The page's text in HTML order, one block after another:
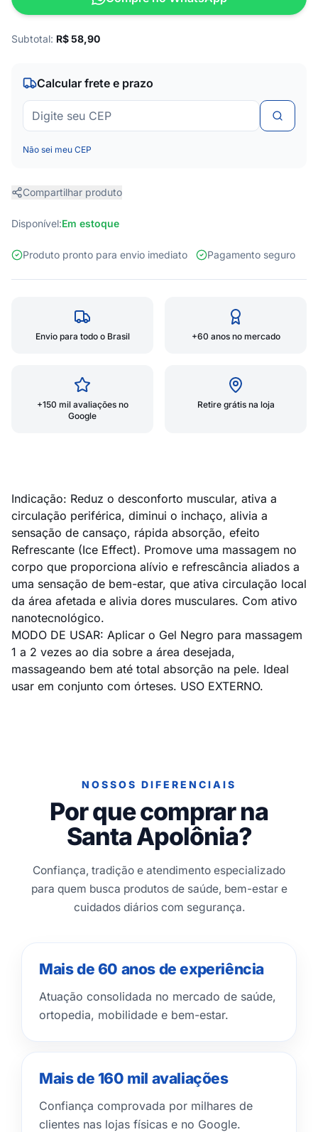
Subtotal: R$58,90
Calcular frete e prazo
Não sei meu CEP
Compartilhar produto
Disponível:Em estoque
Produto pronto para envio imediato Pagamento seguro
Envio para todo o Brasil +60 anos no mercado
+150 mil avaliações no
Google
Retire grátis na loja
Indicação: Reduz o desconforto muscular, ativa a
circulação periférica, diminui o inchaço, alivia a
sensação de cansaço, rápida absorção, efeito
Refrescante (Ice Effect). Promove uma massagem no
corpo que proporciona alívio e refrescância aliados a
uma sensação de bem-estar, que ativa circulação local
da área afetada e alivia dores musculares. Com ativo
nanotecnológico.
MODO DE USAR: Aplicar o Gel Negro para massagem
1 a 2 vezes ao dia sobre a área desejada,
massageando bem até total absorção na pele. Ideal
usar em conjunto com órteses. USO EXTERNO.
NOSSOS DIFERENCIAIS
Por que comprar na
Santa Apolônia?
Confiança, tradição e atendimento especializado
para quem busca produtos de saúde, bem-estar e
cuidados diários com segurança.
Mais de 60 anos de experiência
Atuação consolidada no mercado de saúde,
ortopedia, mobilidade e bem-estar.
Mais de 160 mil avaliações
Confiança comprovada por milhares de
clientes nas lojas físicas e no Google.